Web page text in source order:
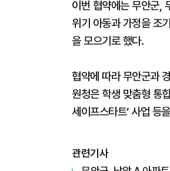
이번 협약에는 무안군,
위기 아동과 가정을 조
을 모으기로 했다.
협약에 따라 무안군과
원청은 학생 맞춤형 통
세이프스타트’ 사업 등
관련기사